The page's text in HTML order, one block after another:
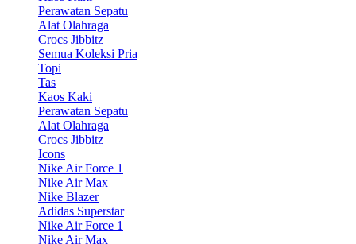
Perawatan Sepatu
Alat Olahraga
Crocs Jibbitz
Semua Koleksi Pria
Topi
Tas
Kaos Kaki
Perawatan Sepatu
Alat Olahraga
Crocs Jibbitz
Icons
Nike Air Force 1
Nike Air Max
Nike Blazer
Adidas Superstar
Nike Air Force 1
Nike Air Max